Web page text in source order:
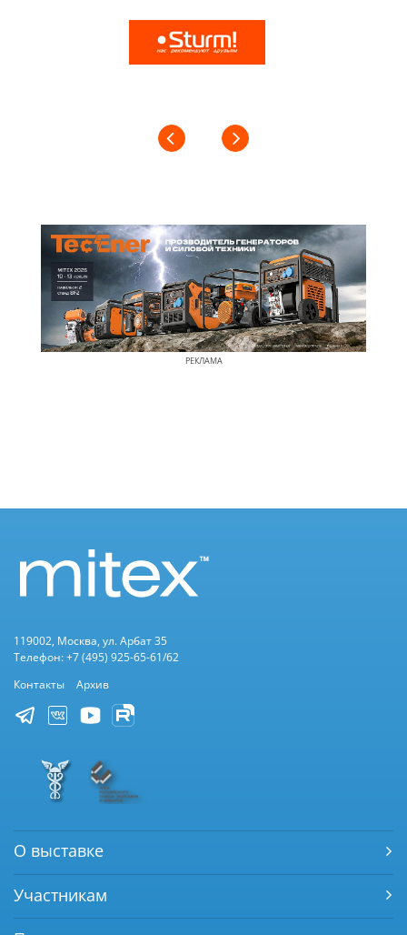
РЕКЛАМА
119002, Москва, ул. Арбат 35
Телефон: +7 (495) 925-65-61/62
Контакты
Архив
О выставке
Участникам